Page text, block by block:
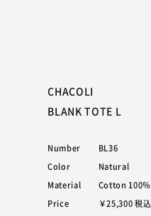
CHACOLI
BLANK TOTE L
Number BL36
Color Natural
Material Cotton 100％
Price ￥25,300 税込